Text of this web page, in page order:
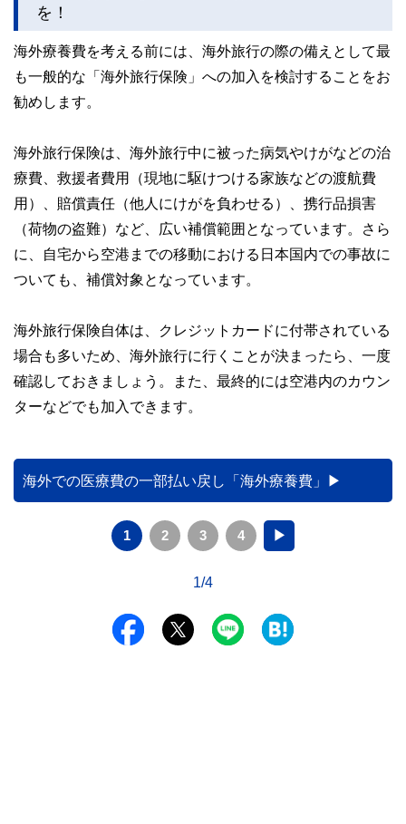
を！
海外療養費を考える前には、海外旅行の際の備えとして最
も一般的な「海外旅行保険」への加入を検討することをお
勧めします。
海外旅行保険は、海外旅行中に被った病気やけがなどの治
療費、救援者費用（現地に駆けつける家族などの渡航費
用）、賠償責任（他人にけがを負わせる）、携行品損害
（荷物の盗難）など、広い補償範囲となっています。さら
に、自宅から空港までの移動における日本国内での事故に
ついても、補償対象となっています。
海外旅行保険自体は、クレジットカードに付帯されている
場合も多いため、海外旅行に行くことが決まったら、一度
確認しておきましょう。また、最終的には空港内のカウン
ターなどでも加入できます。
海外での医療費の一部払い戻し「海外療養費」
1 2 3 4 ▶
1/4